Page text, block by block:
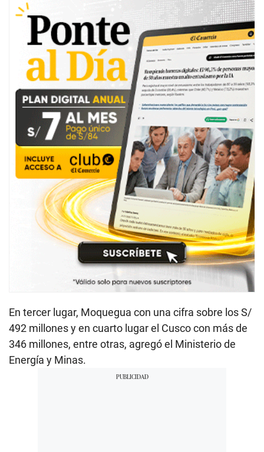
En tercer lugar, Moquegua con una cifra sobre los S/
492 millones y en cuarto lugar el Cusco con más de
346 millones, entre otras, agregó el Ministerio de
Energía y Minas.